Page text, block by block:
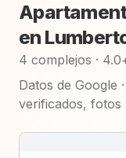
en
4 complejos ·
Datos de Google
verificados, fotos